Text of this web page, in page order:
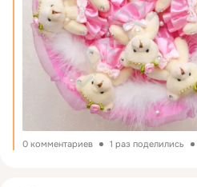
0 комментариев 1 раз поделились